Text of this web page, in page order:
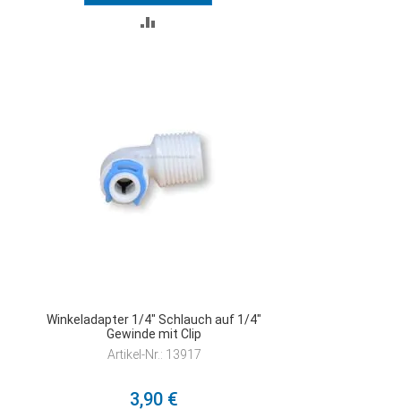
Winkeladapter 1/4" Schlauch auf 1/4"
Gewinde mit Clip
Artikel-Nr.: 13917
3,90 €